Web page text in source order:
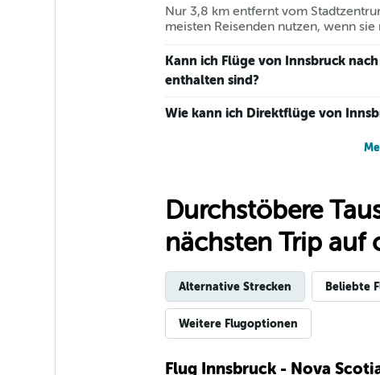
Nur 3,8 km entfernt vom
meisten Reisenden nutzen, wenn
Kann ich Flüge von Innsbruck
enthalten sind?
Wie kann ich Direktflüge von
Durchstöbere
nächsten Trip auf
Alternative Strecken Beliebte
Weitere Flugoptionen
Flug Innsbruck - Nova